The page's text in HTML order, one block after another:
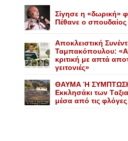
Σίγησε η «δωρική»
Πέθανε o σπουδαίος
Αποκλειστική
Ταμπακόπουλου:
κριτική με απτά
γειτονιές»
ΘΑΥΜΑ Ή
Eκκλησάκι των
μέσα από τις φλόγες